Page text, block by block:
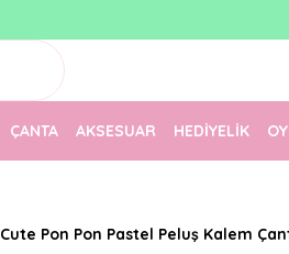
1500
ÇANTA AKSESUAR HEDİYELİK
Cute Pon Pon Pastel Peluş Kalem